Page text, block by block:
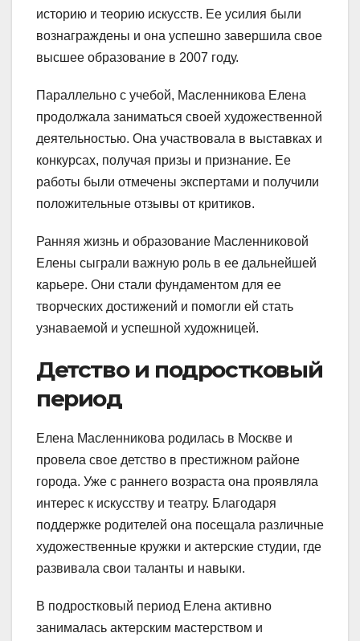
историю и теорию искусств. Ее усилия были
вознаграждены и она успешно завершила свое
высшее образование в 2007 году.
Параллельно с учебой, Масленникова Елена
продолжала заниматься своей художественной
деятельностью. Она участвовала в выставках и
конкурсах, получая призы и признание. Ее
работы были отмечены экспертами и получили
положительные отзывы от критиков.
Ранняя жизнь и образование Масленниковой
Елены сыграли важную роль в ее дальнейшей
карьере. Они стали фундаментом для ее
творческих достижений и помогли ей стать
узнаваемой и успешной художницей.
Детство и подростковый
период
Елена Масленникова родилась в Москве и
провела свое детство в престижном районе
города. Уже с раннего возраста она проявляла
интерес к искусству и театру. Благодаря
поддержке родителей она посещала различные
художественные кружки и актерские студии, где
развивала свои таланты и навыки.
В подростковый период Елена активно
занималась актерским мастерством и